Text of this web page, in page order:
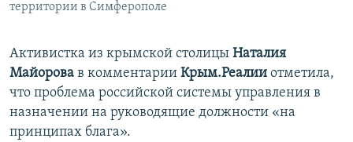
территории в Симферополе
Активистка из крымской столицы Наталия
Майорова в комментарии Крым.Реалии отметила,
что проблема российской системы управления в
назначении на руководящие должности «на
принципах блага».